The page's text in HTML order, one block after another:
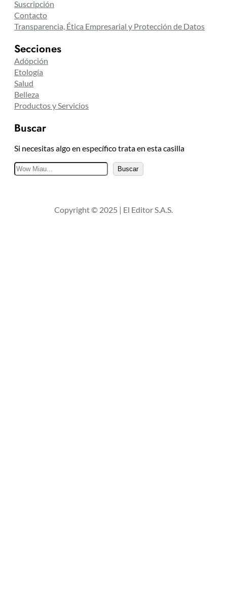
Suscripción
Contacto
Transparencia, Ética Empresarial y Protección de Datos
Secciones
Adópción
Etología
Salud
Belleza
Productos y Servicios
Buscar
Si necesitas algo en específico trata en esta casilla
B
u
a
Buscar
Copyright © 2025 | El Editor S.A.S.